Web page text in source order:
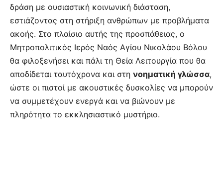
δράση με ουσιαστική κοινωνική διάσταση,
εστιάζοντας στη στήριξη ανθρώπων με προβλήματα
ακοής. Στο πλαίσιο αυτής της προσπάθειας, ο
Μητροπολιτικός Ιερός Ναός Αγίου Νικολάου Βόλου
θα φιλοξενήσει και πάλι τη Θεία Λειτουργία που θα
αποδίδεται ταυτόχρονα και στη νοηματική γλώσσα,
ώστε οι πιστοί με ακουστικές δυσκολίες να μπορούν
να συμμετέχουν ενεργά και να βιώνουν με
πληρότητα το εκκλησιαστικό μυστήριο.